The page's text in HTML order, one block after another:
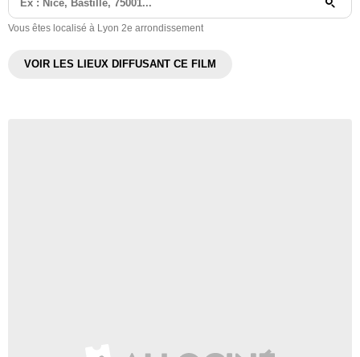
Vous êtes localisé à Lyon 2e arrondissement
VOIR LES LIEUX DIFFUSANT CE FILM